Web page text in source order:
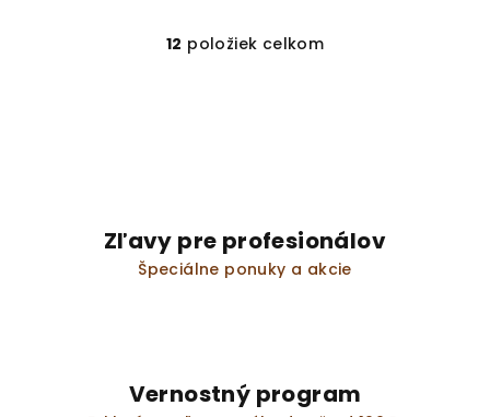
O
i
e
p
y
v
12 položiek celkom
Zľavy pre profesionálov
Špeciálne ponuky a akcie
Vernostný program